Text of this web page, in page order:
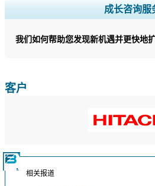
扩大区域和国家覆盖范围， 细分市场分析
以及最终用户洞
立即定制
成长咨询服
我们如何帮助您发现新机遇并更快地
客户
相关报道